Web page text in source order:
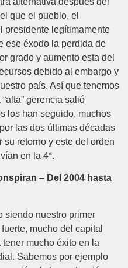
que el pueblo, el
presidente legítimamente
ese éxodo la perdida de
grado y aumento esta del
debido al embargo y
país. Así que tenemos
gerencia salió
los han seguido, muchos
las dos últimas décadas
su retorno y este del orden
en la 4ª.
– Del 2004 hasta
siendo nuestro primer
mucho del capital
mucho éxito en la
Sabemos por ejemplo